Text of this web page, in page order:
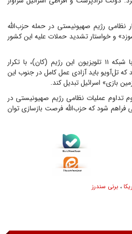
رژیم صهیونیستی در حمله حزب‌الله
و خواستار تشدید حملات علیه این کشور
وی دوشنبه نیز در گفت‌وگو با شبکه ۱۱ تلویزیون این رژیم (کان)، با تکرار
تل‌آویو باید آزادی عمل کامل در جنوب این
بازی» اسرائیل تبدیل کند.
تداوم عملیات نظامی رژیم صهیونیستی در
فراهم شود که حزب‌الله فرصت بازسازی توان
، برنی سندرز